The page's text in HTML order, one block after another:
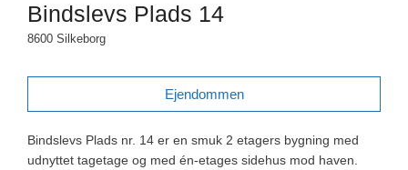
Bindslevs Plads 14
8600 Silkeborg
Ejendommen
Bindslevs Plads nr. 14 er en smuk 2 etagers bygning med
udnyttet tagetage og med én-etages sidehus mod haven.